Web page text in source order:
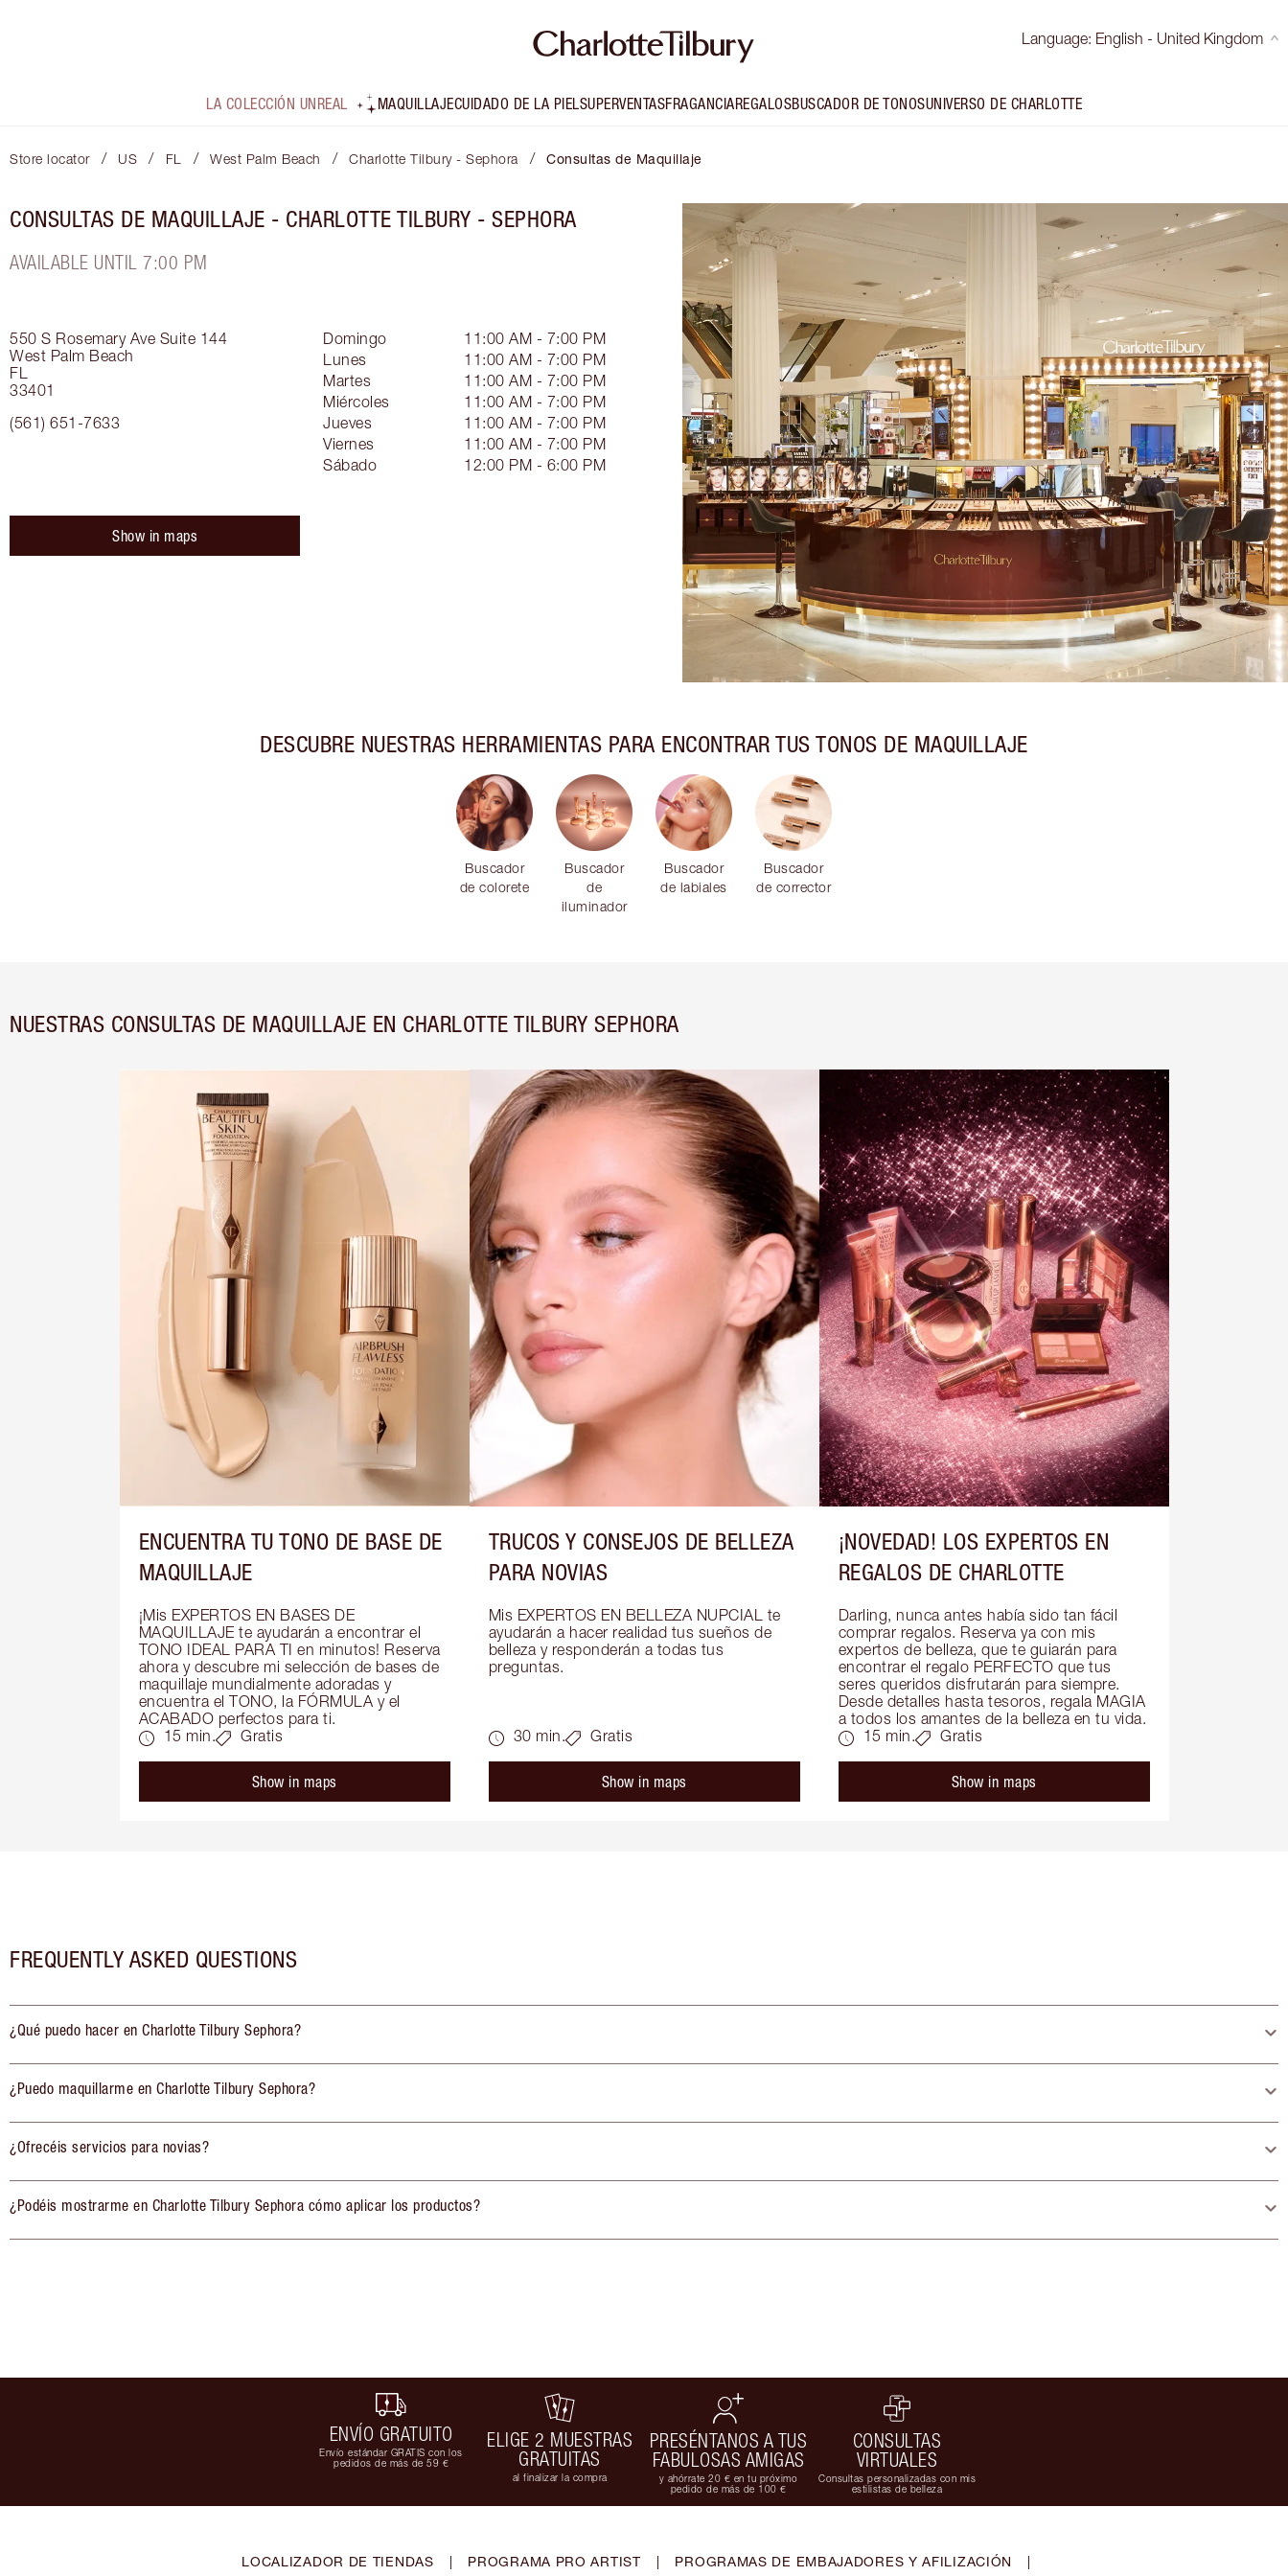
Language: English - United Kingdom
LA COLECCIÓN UNREAL MAQUILLAJECUIDADO DE LA PIELSUPERVENTASFRAGANCIAREGALOSBUSCADOR DE TONOSUNIVERSO DE CHARLOTTE
Store locator / US / FL / West Palm Beach / Charlotte Tilbury - Sephora / Consultas de Maquillaje
CONSULTAS DE MAQUILLAJE - CHARLOTTE TILBURY - SEPHORA
AVAILABLE UNTIL 7:00 PM
550 S Rosemary Ave Suite 144
West Palm Beach
FL
33401
(561) 651-7633
Domingo
11:00 AM - 7:00 PM
Lunes
11:00 AM - 7:00 PM
Martes
11:00 AM - 7:00 PM
Miércoles
11:00 AM - 7:00 PM
Jueves
11:00 AM - 7:00 PM
Viernes
11:00 AM - 7:00 PM
Sábado
12:00 PM - 6:00 PM
Show in maps
DESCUBRE NUESTRAS HERRAMIENTAS PARA ENCONTRAR TUS TONOS DE MAQUILLAJE
Buscador
de colorete
Buscador
de
iluminador
Buscador
de labiales
Buscador
de corrector
NUESTRAS CONSULTAS DE MAQUILLAJE EN CHARLOTTE TILBURY SEPHORA
ENCUENTRA TU TONO DE BASE DE
MAQUILLAJE
¡Mis EXPERTOS EN BASES DE
MAQUILLAJE te ayudarán a encontrar el
TONO IDEAL PARA TI en minutos! Reserva
ahora y descubre mi selección de bases de
maquillaje mundialmente adoradas y
encuentra el TONO, la FÓRMULA y el
ACABADO perfectos para ti.
15 min.
Gratis
Show in maps
TRUCOS Y CONSEJOS DE BELLEZA
PARA NOVIAS
Mis EXPERTOS EN BELLEZA NUPCIAL te
ayudarán a hacer realidad tus sueños de
belleza y responderán a todas tus
preguntas.
30 min. Gratis
Show in maps
¡NOVEDAD! LOS EXPERTOS EN
REGALOS DE CHARLOTTE
Darling, nunca antes había sido tan fácil
comprar regalos. Reserva ya con mis
expertos de belleza, que te guiarán para
encontrar el regalo PERFECTO que tus
seres queridos disfrutarán para siempre.
Desde detalles hasta tesoros, regala MAGIA
a todos los amantes de la belleza en tu vida.
15 min.
Gratis
Show in maps
FREQUENTLY ASKED QUESTIONS
¿Qué puedo hacer en Charlotte Tilbury Sephora?
¿Puedo maquillarme en Charlotte Tilbury Sephora?
¿Ofrecéis servicios para novias?
¿Podéis mostrarme en Charlotte Tilbury Sephora cómo aplicar los productos?
ENVÍO GRATUITO
Envío estándar GRATIS con los
pedidos de más de 59 €
ELIGE 2 MUESTRAS
GRATUITAS
al finalizar la compra
PRESÉNTANOS A TUS
FABULOSAS AMIGAS
y ahórrate 20 € en tu próximo
pedido de más de 100 €
CONSULTAS
VIRTUALES
Consultas personalizadas con mis
estilistas de belleza
LOCALIZADOR DE TIENDAS | PROGRAMA PRO ARTIST | PROGRAMAS DE EMBAJADORES Y AFILIZACIÓN |